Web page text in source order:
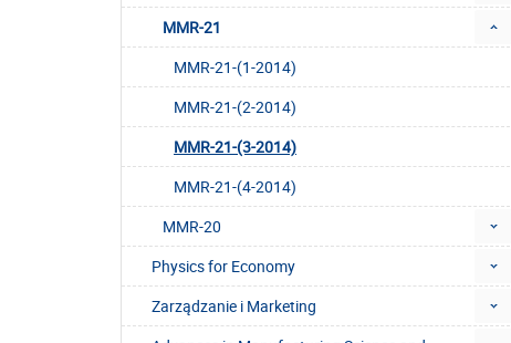
MMR-21
MMR-21-(1-2014)
MMR-21-(2-2014)
MMR-21-(3-2014)
MMR-21-(4-2014)
MMR-20
Physics for Economy
Zarządzanie i Marketing